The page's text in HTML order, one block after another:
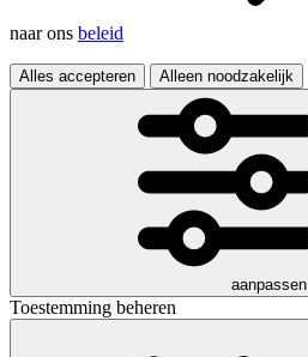
naar ons beleid
Alles accepteren Alleen noodzakelijk
aanpassen
Toestemming beheren